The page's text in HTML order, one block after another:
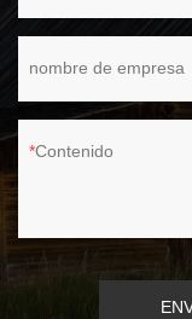
nombre de empresa
Contenido